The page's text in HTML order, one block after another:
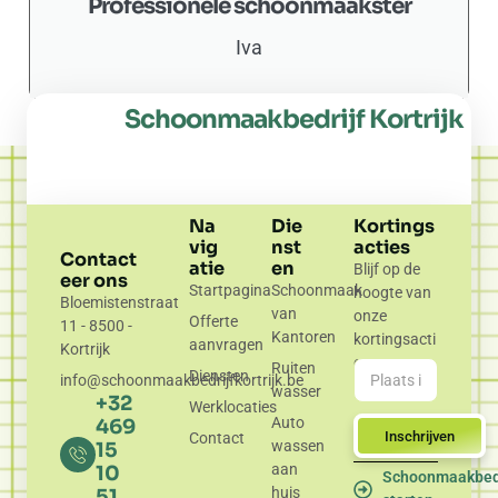
Professionele schoonmaakster
Iva
Schoonmaakbedrijf Kortrijk
Contact
eer ons
Bloemistenstraat
11 - 8500 -
Kortrijk
info@schoonmaakbedrijfkortrijk.be
+32
469
15
10
Na
vig
atie
Startpagina
Offerte
aanvragen
Diensten
Werklocaties
Contact
Die
nst
en
Schoonmaak
van
Kantoren
Ruiten
wasser
Auto
wassen
aan
huis
Kortings
acties
Blijf op de
hoogte van
onze
kortingsacti
es.
Inschrijven